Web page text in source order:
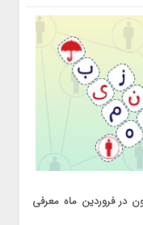
در فروردین ماه معرفی